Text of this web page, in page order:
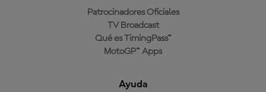
Patrocinadores Oficiales
TV Broadcast
Qué es TimingPass™
MotoGP™ Apps
Ayuda